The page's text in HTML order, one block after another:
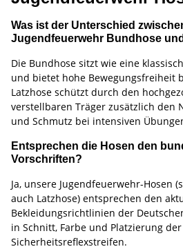
Was ist der Unterschied
Jugendfeuerwehr Bundhose
Die Bundhose sitzt wie eine
und bietet hohe Bewegungsfreiheit
Latzhose schützt durch den
verstellbaren Träger zusätzlich den
und Schmutz bei intensiven
Entsprechen die Hosen den
Vorschriften?
Ja, unsere Jugendfeuerwehr-Hosen
auch Latzhose) entsprechen den
Bekleidungsrichtlinien der
in Schnitt, Farbe und Platzierung der
Sicherheitsreflexstreifen.